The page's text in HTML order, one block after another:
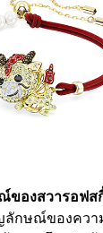
ของสวารอฟส
ลักษณ์ของควา